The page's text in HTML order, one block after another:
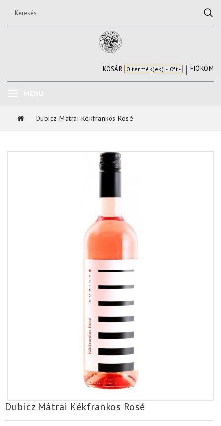
FIÓKOM
KOSÁR 0 termék(ek) - 0ft.-
Dubicz Mátrai Kékfrankos Rosé
Dubicz Mátrai Kékfrankos Rosé